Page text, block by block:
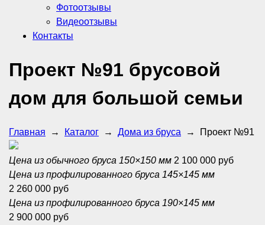
Фотоотзывы
Видеоотзывы
Контакты
Проект №91 брусовой
дом для большой семьи
Главная → Каталог → Дома из бруса → Проект №91
Цена из обычного бруса 150×150 мм 2 100 000 руб
Цена из профилированного бруса 145×145 мм
2 260 000 руб
Цена из профилированного бруса 190×145 мм
2 900 000 руб